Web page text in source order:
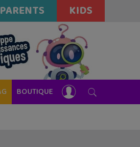
PARENTS KIDS
BOUTIQUE